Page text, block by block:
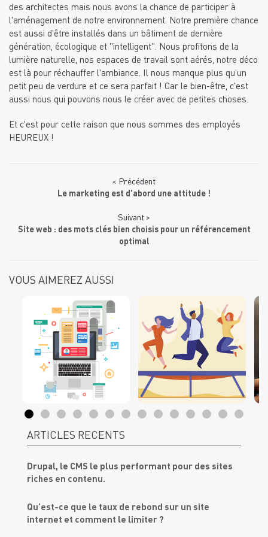
des architectes mais nous avons la chance de participer à
l'aménagement de notre environnement. Notre première chance
est aussi d'être installés dans un bâtiment de dernière
génération, écologique et "intelligent". Nous profitons de la
lumière naturelle, nos espaces de travail sont aérés, notre déco
est là pour réchauffer l'ambiance. Il nous manque plus qu’un
petit peu de verdure et ce sera parfait ! Car le bien-être, c'est
aussi nous qui pouvons nous le créer avec de petites choses.
Et c'est pour cette raison que nous sommes des employés
HEUREUX !
< Précédent
Le marketing est d'abord une attitude !
Suivant >
Site web : des mots clés bien choisis pour un référencement
optimal
VOUS AIMEREZ AUSSI
ARTICLES RÉCENTS
Drupal, le CMS le plus performant pour des sites
riches en contenu.
Qu’est-ce que le taux de rebond sur un site
internet et comment le limiter ?